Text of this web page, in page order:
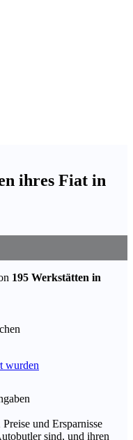
ihres Fiat in
195 Werkstätten in
wurden
und Ersparnisse
sind, und ihren